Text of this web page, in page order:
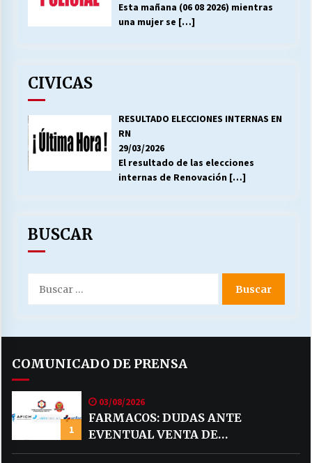
Esta mañana (06 08 2026) mientras
una mujer se […]
CIVICAS
RESULTADO ELECCIONES INTERNAS EN
RN
29/03/2026
El resultado de las elecciones
internas de Renovación […]
BUSCAR
por:
COMUNICADO DE PRENSA
1
03/08/2026
FARMACOS: DUDAS ANTE
EVENTUAL VENTA DE
MEDICAMENTOS POR MERCADO